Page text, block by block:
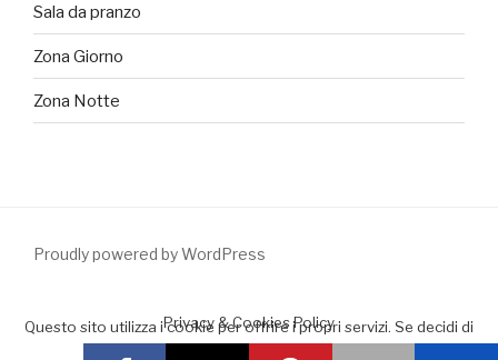
Sala da pranzo
Zona Giorno
Zona Notte
Proudly powered by WordPress
Questo sito utilizza i cookie per offrire i propri servizi. Se decidi di
Privacy & Cookies Policy